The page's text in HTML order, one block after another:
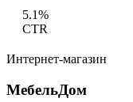
5.1%
CTR
Интернет-магазин
МебельДом